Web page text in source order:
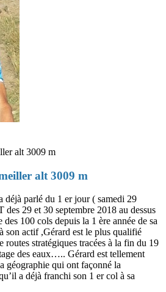
alt 3009 m
parlé du 1 er jour ( samedi 29
29 et 30 septembre 2018 au dessus
100 cols depuis la 1 ère année de sa
son actif ,Gérard est le plus qualifié
routes stratégiques tracées à la fin du 19
des eaux….. Gérard est tellement
géographie qui ont façonné la
a déjà franchi son 1 er col à sa